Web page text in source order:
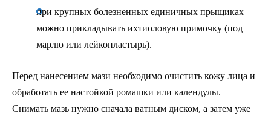
при крупных болезненных единичных прыщиках
можно прикладывать ихтиоловую примочку (под
марлю или лейкопластырь).
Перед нанесением мази необходимо очистить кожу лица и
обработать ее настойкой ромашки или календулы.
Снимать мазь нужно сначала ватным диском, а затем уже